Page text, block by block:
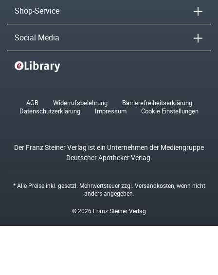
Shop-Service
Social Media
AGB Widerrufsbelehrung
Barrierefreiheitserklärung
Datenschutzerklärung
Impressum Cookie Einstellungen
Der Franz Steiner Verlag ist ein Unternehmen der Mediengruppe
Deutscher Apotheker Verlag.
* Alle Preise inkl. gesetzl. Mehrwertsteuer zzgl. Versandkosten , wenn nicht
anders angegeben.
© 2026 Franz Steiner Verlag